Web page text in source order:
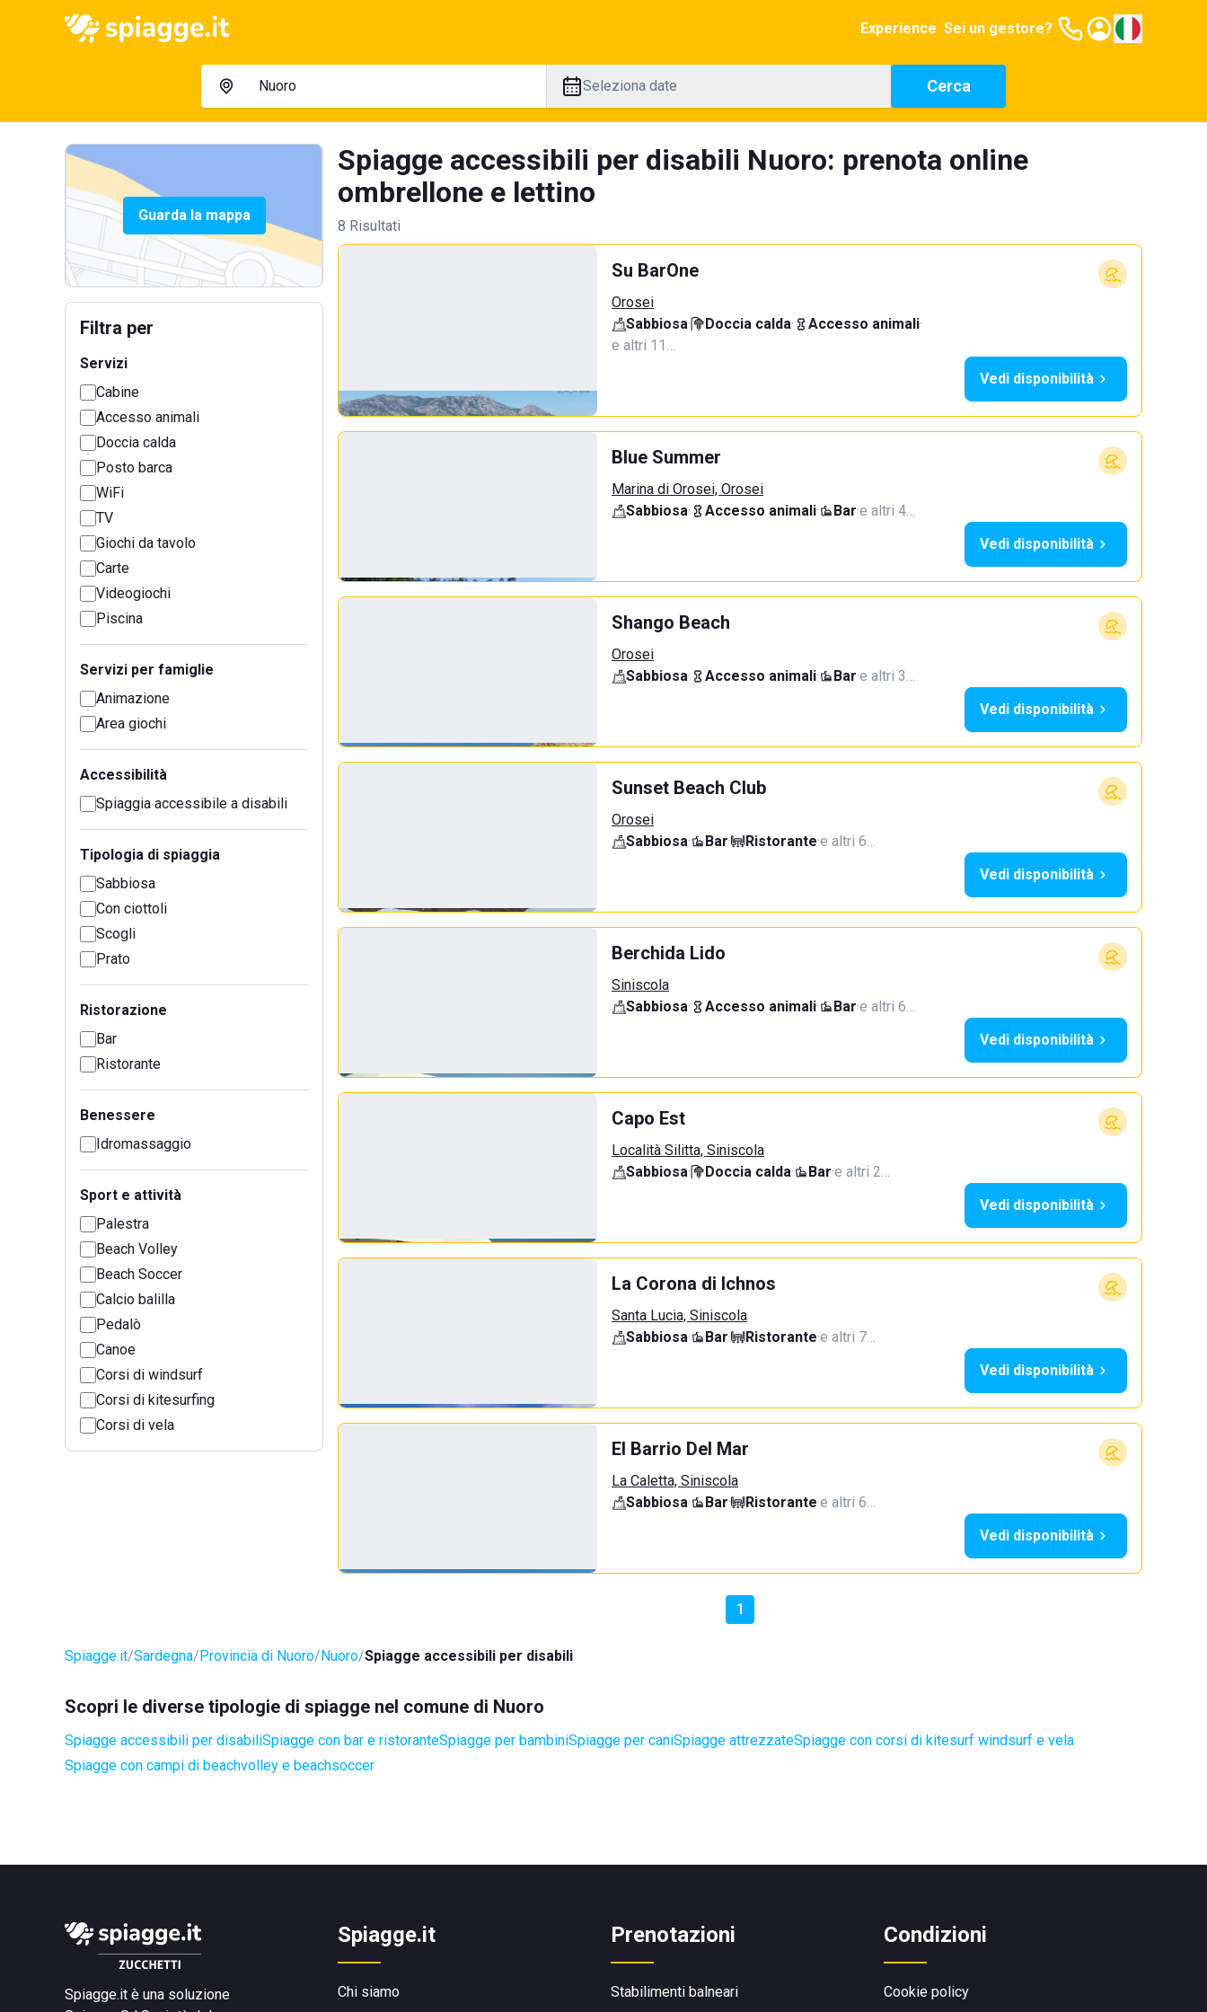
Experience Sei un gestore?
Seleziona date Cerca
Guarda la mappa
Filtra per
Servizi
Cabine
Accesso animali
Doccia calda
Posto barca
WiFi
TV
Giochi da tavolo
Carte
Videogiochi
Piscina
Servizi per famiglie
Animazione
Area giochi
Accessibilità
Spiaggia accessibile a disabili
Tipologia di spiaggia
Sabbiosa
Con ciottoli
Scogli
Prato
Ristorazione
Bar
Ristorante
Benessere
Idromassaggio
Sport e attività
Palestra
Beach Volley
Beach Soccer
Calcio balilla
Pedalò
Canoe
Corsi di windsurf
Corsi di kitesurfing
Corsi di vela
Spiagge accessibili per disabili Nuoro: prenota online
ombrellone e lettino
8 Risultati
Su BarOne
Orosei
Sabbiosa· Doccia calda· Accesso animali·
e altri 11…
Vedi disponibilità
Blue Summer
Marina di Orosei, Orosei
Sabbiosa· Accesso animali· Bar·e altri 4…
Vedi disponibilità
Shango Beach
Orosei
Sabbiosa· Accesso animali· Bar·e altri 3…
Vedi disponibilità
Sunset Beach Club
Orosei
Sabbiosa· Bar· Ristorante·e altri 6…
Vedi disponibilità
Berchida Lido
Siniscola
Sabbiosa· Accesso animali· Bar·e altri 6…
Vedi disponibilità
Capo Est
Località Silitta, Siniscola
Sabbiosa· Doccia calda· Bar·e altri 2…
Vedi disponibilità
La Corona di Ichnos
Santa Lucia, Siniscola
Sabbiosa· Bar· Ristorante·e altri 7…
Vedi disponibilità
El Barrio Del Mar
La Caletta, Siniscola
Sabbiosa· Bar· Ristorante·e altri 6…
Vedi disponibilità
1
Spiagge.it Sardegna Provincia di Nuoro Nuoro Spiagge accessibili per disabili
Scopri le diverse tipologie di spiagge nel comune di Nuoro
Spiagge accessibili per disabiliSpiagge con bar e ristoranteSpiagge per bambiniSpiagge per caniSpiagge attrezzateSpiagge con corsi di kitesurf windsurf e vela
Spiagge con campi di beachvolley e beachsoccer
Spiagge.it è una soluzione
Spiagge.it
Chi siamo
Prenotazioni
Stabilimenti balneari
Condizioni
Cookie policy